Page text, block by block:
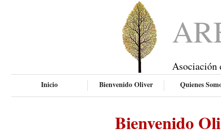
Asociación
Inicio Bienvenido Oliver Quienes
Bienvenido